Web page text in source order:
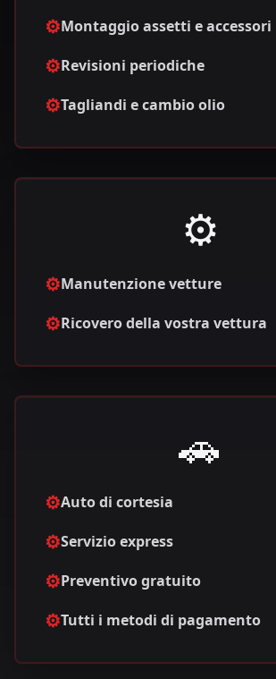
⚙️Montaggio assetti e accessori
⚙️Revisioni periodiche
⚙️Tagliandi e cambio olio
⚙️
⚙️Manutenzione vetture
⚙️Ricovero della vostra vettura
🚗
⚙️Auto di cortesia
⚙️Servizio express
⚙️Preventivo gratuito
⚙️Tutti i metodi di pagamento